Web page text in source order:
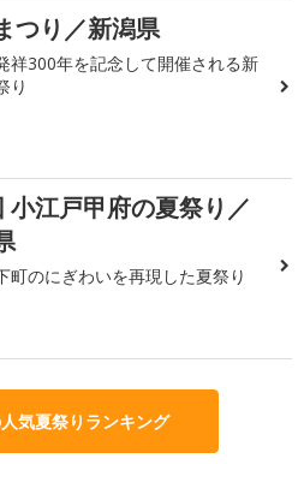
つり／新潟県
祥300年を記念して開催される新
り
小江戸甲府の夏祭り／
町のにぎわいを再現した夏祭り
気夏祭りランキング